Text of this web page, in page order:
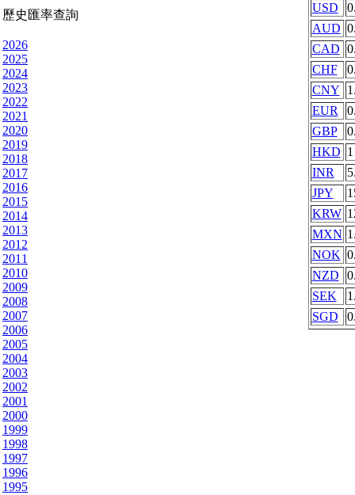
歷史匯率查詢
2026
2025
2024
2023
2022
2021
2020
2019
2018
2017
2016
2015
2014
2013
2012
2011
2010
2009
2008
2007
2006
2005
2004
2003
2002
2001
2000
1999
1998
1997
1996
1995
USD
AUD
CAD
CHF
CNY
EUR
GBP
HKD 1
INR
JPY
KRW
MXN
NOK
NZD
SEK
SGD